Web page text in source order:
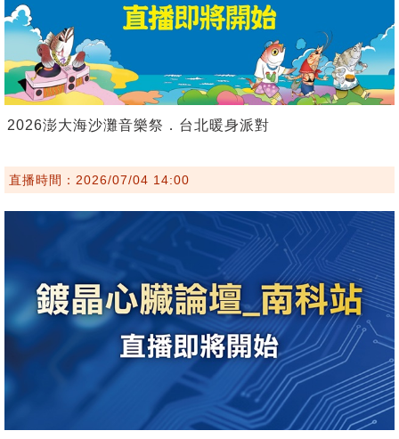
2026澎大海沙灘音樂祭．台北暖身派對
直播時間：2026/07/04 14:00